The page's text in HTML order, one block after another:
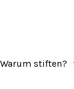
Warum stiften?